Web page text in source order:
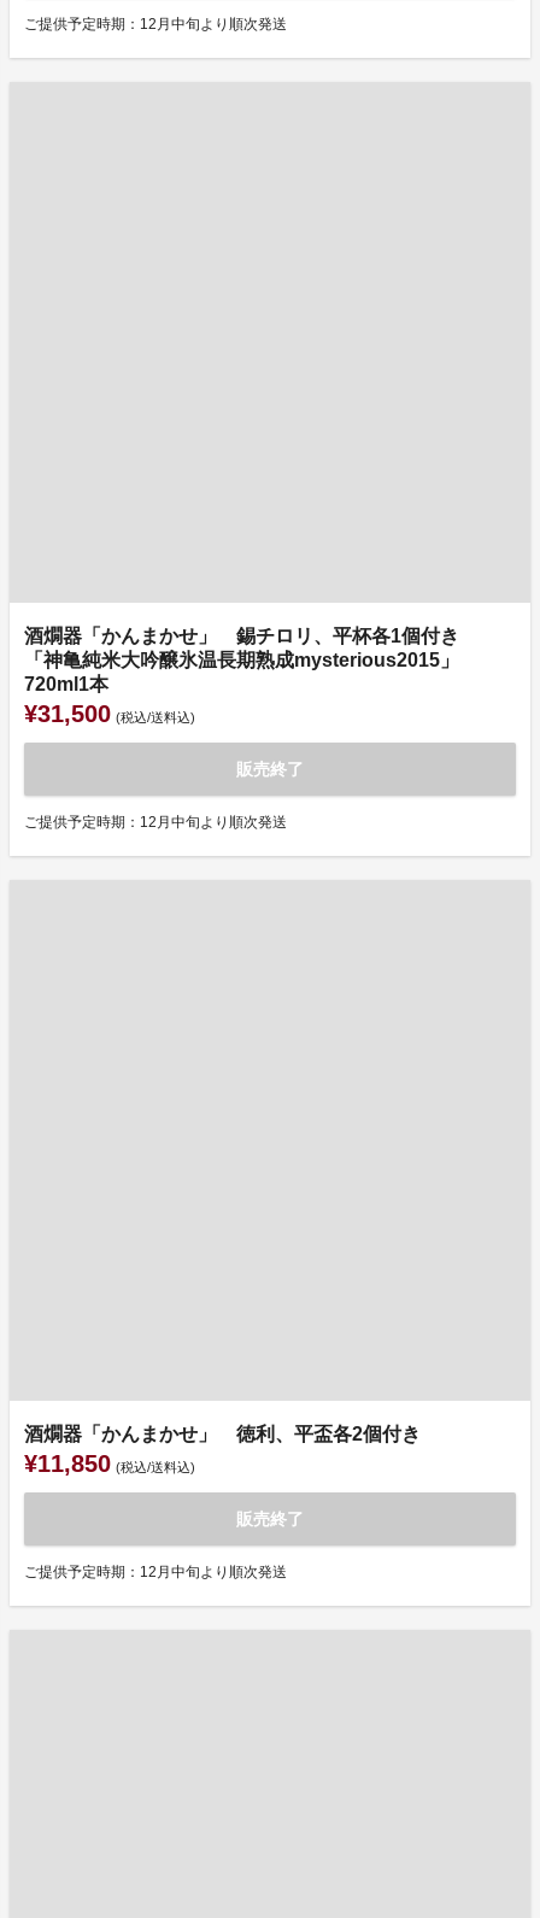
ご提供予定時期：12月中旬より順次発送
酒燗器「かんまかせ」 錫チロリ、平杯各1個付き
「神亀純米大吟醸氷温長期熟成mysterious2015」
720ml1本
¥31,500 (税込/送料込)
販売終了
ご提供予定時期：12月中旬より順次発送
酒燗器「かんまかせ」 徳利、平盃各2個付き
¥11,850 (税込/送料込)
販売終了
ご提供予定時期：12月中旬より順次発送